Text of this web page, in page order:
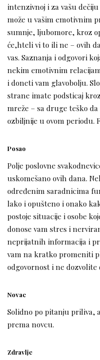
intenzivnoj i za vašu
može u vašim emotivnim
sumnje, ljubomore, kroz
će,hteli vi to ili ne – ovih
vas. Saznanja i odgovori
nekim emotivnim
i doneti vam glavobolju.
strane imate podsticaj
mreže – sa druge teško
ozbiljnije u ovom periodu.
Posao
Polje poslovne
uskomešano ovih dana.
određenim saradnicima
lako i opušteno i onako
postoje situacije i osobe
donose vam stres i
neprijatnih informacija i
vam na kratko promeniti
odgovornost i ne dozvolite
Novac
Solidno po pitanju priliva,
prema novcu.
Zdravlje